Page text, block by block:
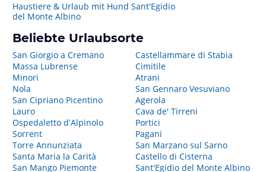
Haustiere & Urlaub mit Hund Sant'Egidio
del Monte Albino
Beliebte Urlaubsorte
San Giorgio a Cremano
Massa Lubrense
Minori
Nola
San Cipriano Picentino
Lauro
Ospedaletto dʼAlpinolo
Sorrent
Torre Annunziata
Santa Maria la Carità
San Mango Piemonte
Castellammare di Stabia
Cimitile
Atrani
San Gennaro Vesuviano
Agerola
Cava de' Tirreni
Portici
Pagani
San Marzano sul Sarno
Castello di Cisterna
Sant'Egidio del Monte Albino